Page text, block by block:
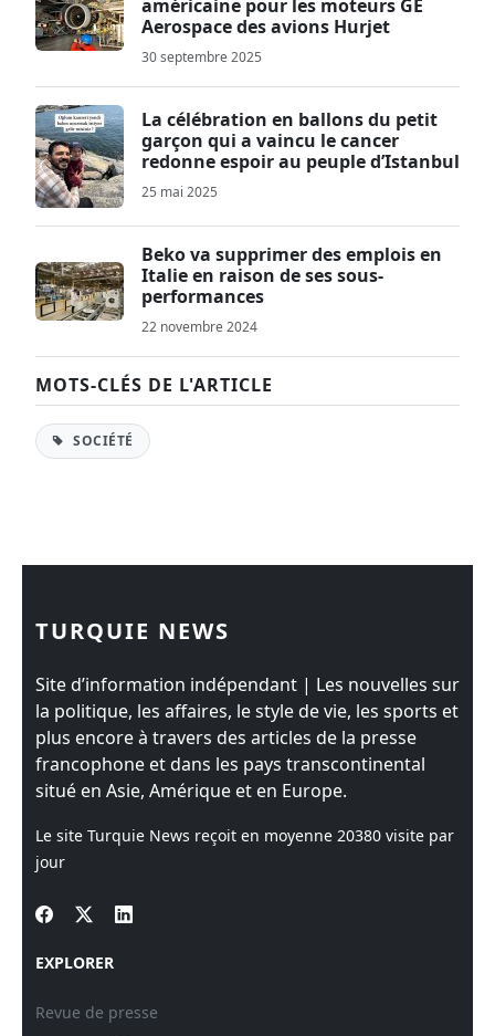
américaine pour les moteurs GE
Aerospace des avions Hurjet
30 septembre 2025
La célébration en ballons du petit
garçon qui a vaincu le cancer
redonne espoir au peuple d’Istanbul
25 mai 2025
Beko va supprimer des emplois en
Italie en raison de ses sous-
performances
22 novembre 2024
MOTS-CLÉS DE L'ARTICLE
SOCIÉTÉ
TURQUIE NEWS
Site d’information indépendant | Les nouvelles sur
la politique, les affaires, le style de vie, les sports et
plus encore à travers des articles de la presse
francophone et dans les pays transcontinental
situé en Asie, Amérique et en Europe.
Le site Turquie News reçoit en moyenne 20380 visite par
jour
EXPLORER
Revue de presse